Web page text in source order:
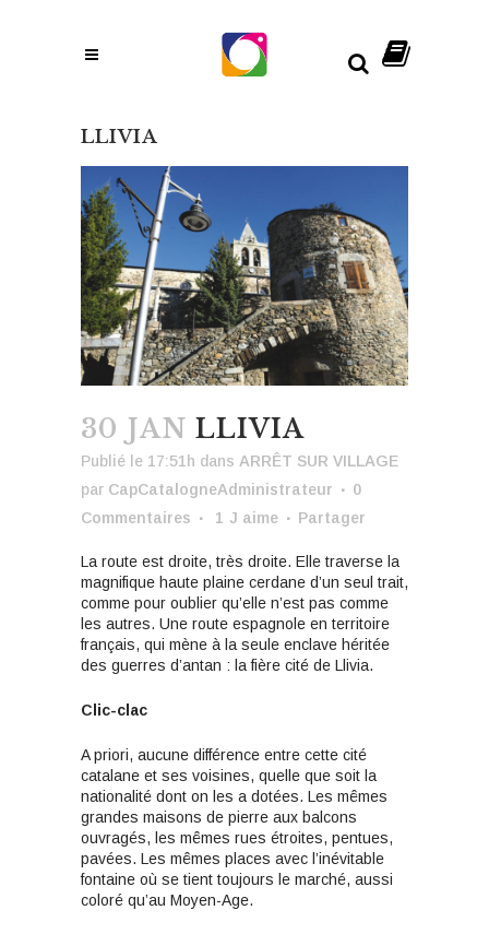
LLIVIA
30 JAN LLIVIA
Publié le 17:51h dans ARRÊT SUR VILLAGE
par CapCatalogneAdministrateur
0
Commentaires
1 J aime Partager
La route est droite, très droite. Elle traverse la
magnifique haute plaine cerdane d’un seul trait,
comme pour oublier qu’elle n’est pas comme
les autres. Une route espagnole en territoire
français, qui mène à la seule enclave héritée
des guerres d’antan : la fière cité de Llivia.
Clic-clac
A priori, aucune différence entre cette cité
catalane et ses voisines, quelle que soit la
nationalité dont on les a dotées. Les mêmes
grandes maisons de pierre aux balcons
ouvragés, les mêmes rues étroites, pentues,
pavées. Les mêmes places avec l’inévitable
fontaine où se tient toujours le marché, aussi
coloré qu’au Moyen-Age.